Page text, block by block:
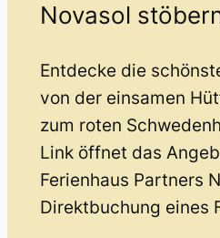
Novasol
Entdecke die
von der einsamen
zum roten
Link öffnet das
Ferienhaus Partners
Direktbuchung eines